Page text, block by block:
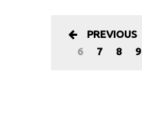
PREVIOUS
6
7 8 9